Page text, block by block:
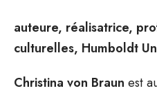
auteure, réalisatrice,
culturelles, Humboldt
Christina von Braun est